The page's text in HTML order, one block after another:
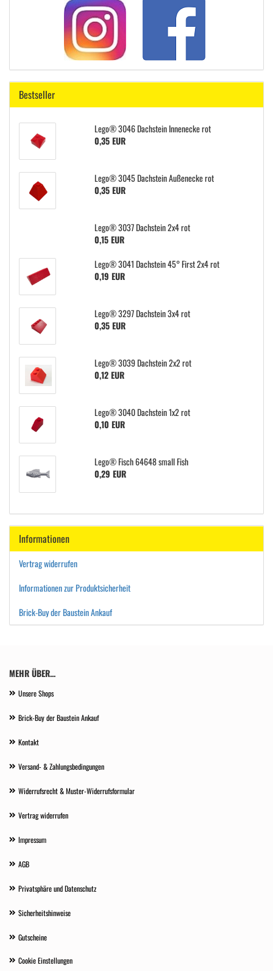
Bestseller
Lego® 3046 Dachstein Innenecke rot
0,35 EUR
Lego® 3045 Dachstein Außenecke rot
0,35 EUR
Lego® 3037 Dachstein 2x4 rot
0,15 EUR
Lego® 3041 Dachstein 45° First 2x4 rot
0,19 EUR
Lego® 3297 Dachstein 3x4 rot
0,35 EUR
Lego® 3039 Dachstein 2x2 rot
0,12 EUR
Lego® 3040 Dachstein 1x2 rot
0,10 EUR
Lego® Fisch 64648 small Fish
0,29 EUR
Informationen
Vertrag widerrufen
Informationen zur Produktsicherheit
Brick-Buy der Baustein Ankauf
MEHR ÜBER...
Unsere Shops
Brick-Buy der Baustein Ankauf
Kontakt
Versand- & Zahlungsbedingungen
Widerrufsrecht & Muster-Widerrufsformular
Vertrag widerrufen
Impressum
AGB
Privatsphäre und Datenschutz
Sicherheitshinweise
Gutscheine
Cookie Einstellungen